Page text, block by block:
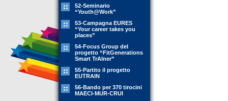
52-Seminario
“Youth@Work”
53-Campagna EURES
“Your career takes you
places”
54-Focus Group del
progetto “FitGenerations
Smart TrAIner”
55-Partito il progetto
EUTRAIN
56-Bando per 370 tirocini
MAECI-MUR-CRUI